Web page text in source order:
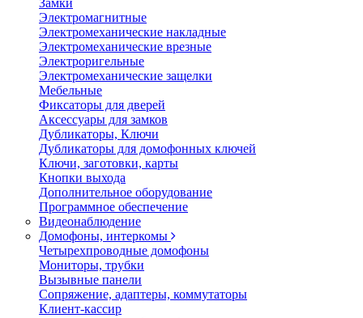
Замки
Электромагнитные
Электромеханические накладные
Электромеханические врезные
Электроригельные
Электромеханические защелки
Мебельные
Фиксаторы для дверей
Аксессуары для замков
Дубликаторы, Ключи
Дубликаторы для домофонных ключей
Ключи, заготовки, карты
Кнопки выхода
Дополнительное оборудование
Программное обеспечение
Видеонаблюдение
Домофоны, интеркомы
Четырехпроводные домофоны
Мониторы, трубки
Вызывные панели
Сопряжение, адаптеры, коммутаторы
Клиент-кассир